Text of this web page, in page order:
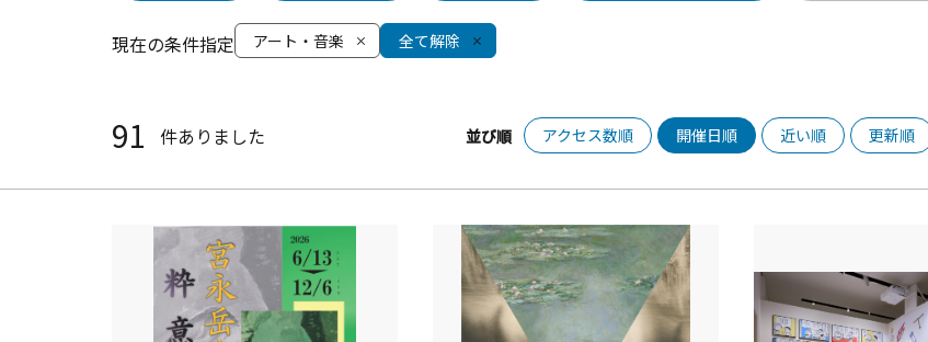
現在の条件指定 アート・音楽 全て解除
91 件ありました 並び順 アクセス数順 開催日順 近い順 更新順